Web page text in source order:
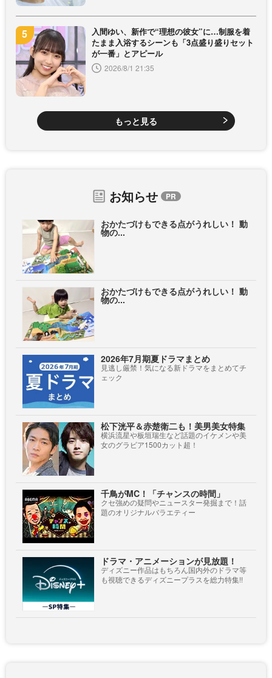
入間ゆい、新作で“理想の彼女”に…制服を着
たまま入浴するシーンも「3点盛り盛りセット
が一番」とアピール
2026/8/1 21:35
もっと見る
お知らせ
おかたづけもできる点がうれしい！ 動
物の...
おかたづけもできる点がうれしい！ 動
物の...
2026年7月期夏ドラマまとめ
見逃し厳禁！気になる新ドラマをまとめてチ
ェック
松下洸平＆赤楚衛二も！美男美女特集
横浜流星や板垣瑞生など話題のイケメンや美
女のグラビア1500カット超！
千鳥がMC！「チャンスの時間」
クセ強めの疑問やニュースター発掘まで！話
題のオリジナルバラエティー
ドラマ・アニメーションが見放題！
ディズニー作品はもちろん国内外のドラマ等
も視聴できるディズニープラスを総力特集!!